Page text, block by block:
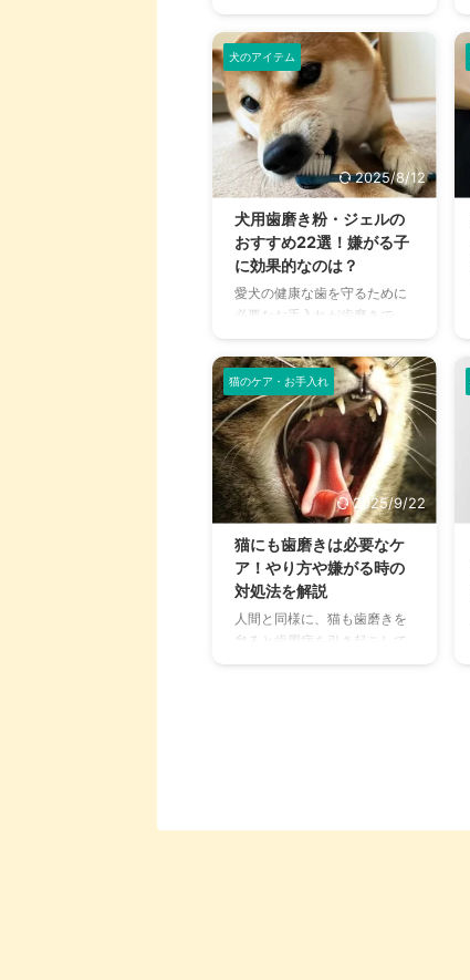
事の結論 グルーミングは愛犬
の全身をお手入れする行為の
こと グ ...
が、実は歯周病は猫が罹りや
すい病気のひとつです。 口内
環境が人間と違うため歯石の
定着スピードがとても早く、
歯垢が歯石に変化するスピー
ドは人間の約5倍。 重症化す
ると手術が必要になることも
多いため、気をつけたい病気
です。予防には毎日のデンタ
ルケアが欠かせません。 こち
らの記事では歯周病の原因や
症状、予防のための歯磨きの
方法について丁寧に解説して
います。 愛猫の健康が気にな
さいね。 この記事の結論 猫は
虫歯 ...
犬のアイテム
2025/8/12
犬用歯磨き粉・ジェルの
おすすめ22選！嫌がる子
に効果的なのは？
愛犬の健康な歯を守るために
必要なお手入れが歯磨きで、
丈夫な歯で食事が美味しくで
きることは、健康的に長生き
してもためにも必要なこと。
そんな大切な歯のお手入れに
便利なのが、歯磨き粉（歯磨
きジェル）です。 「犬にも歯
磨き粉って必要？」と思うか
もしれませんが、歯磨きを習
慣づけたりスムーズに行うた
めにとても役立つアイテムな
ので、少なくともあって困る
ものではありません。 この記
事ではおすすめの犬用歯磨き
粉、歯磨きジェルをご紹介し
猫のケア・お手入れ
2025/9/22
猫にも歯磨きは必要なケ
ア！やり方や嫌がる時の
対処法を解説
人間と同様に、猫も歯磨きを
怠ると歯周病を引き起こして
しまいます。ですが、「愛猫